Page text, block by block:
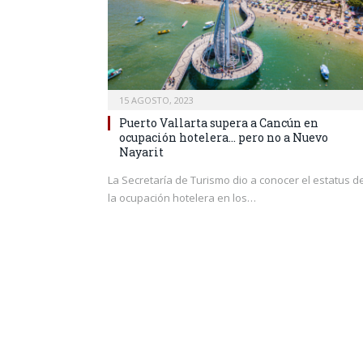
15 AGOSTO, 2023
Puerto Vallarta supera a Cancún en
ocupación hotelera… pero no a Nuevo
Nayarit
La Secretaría de Turismo dio a conocer el estatus
la ocupación hotelera en los…